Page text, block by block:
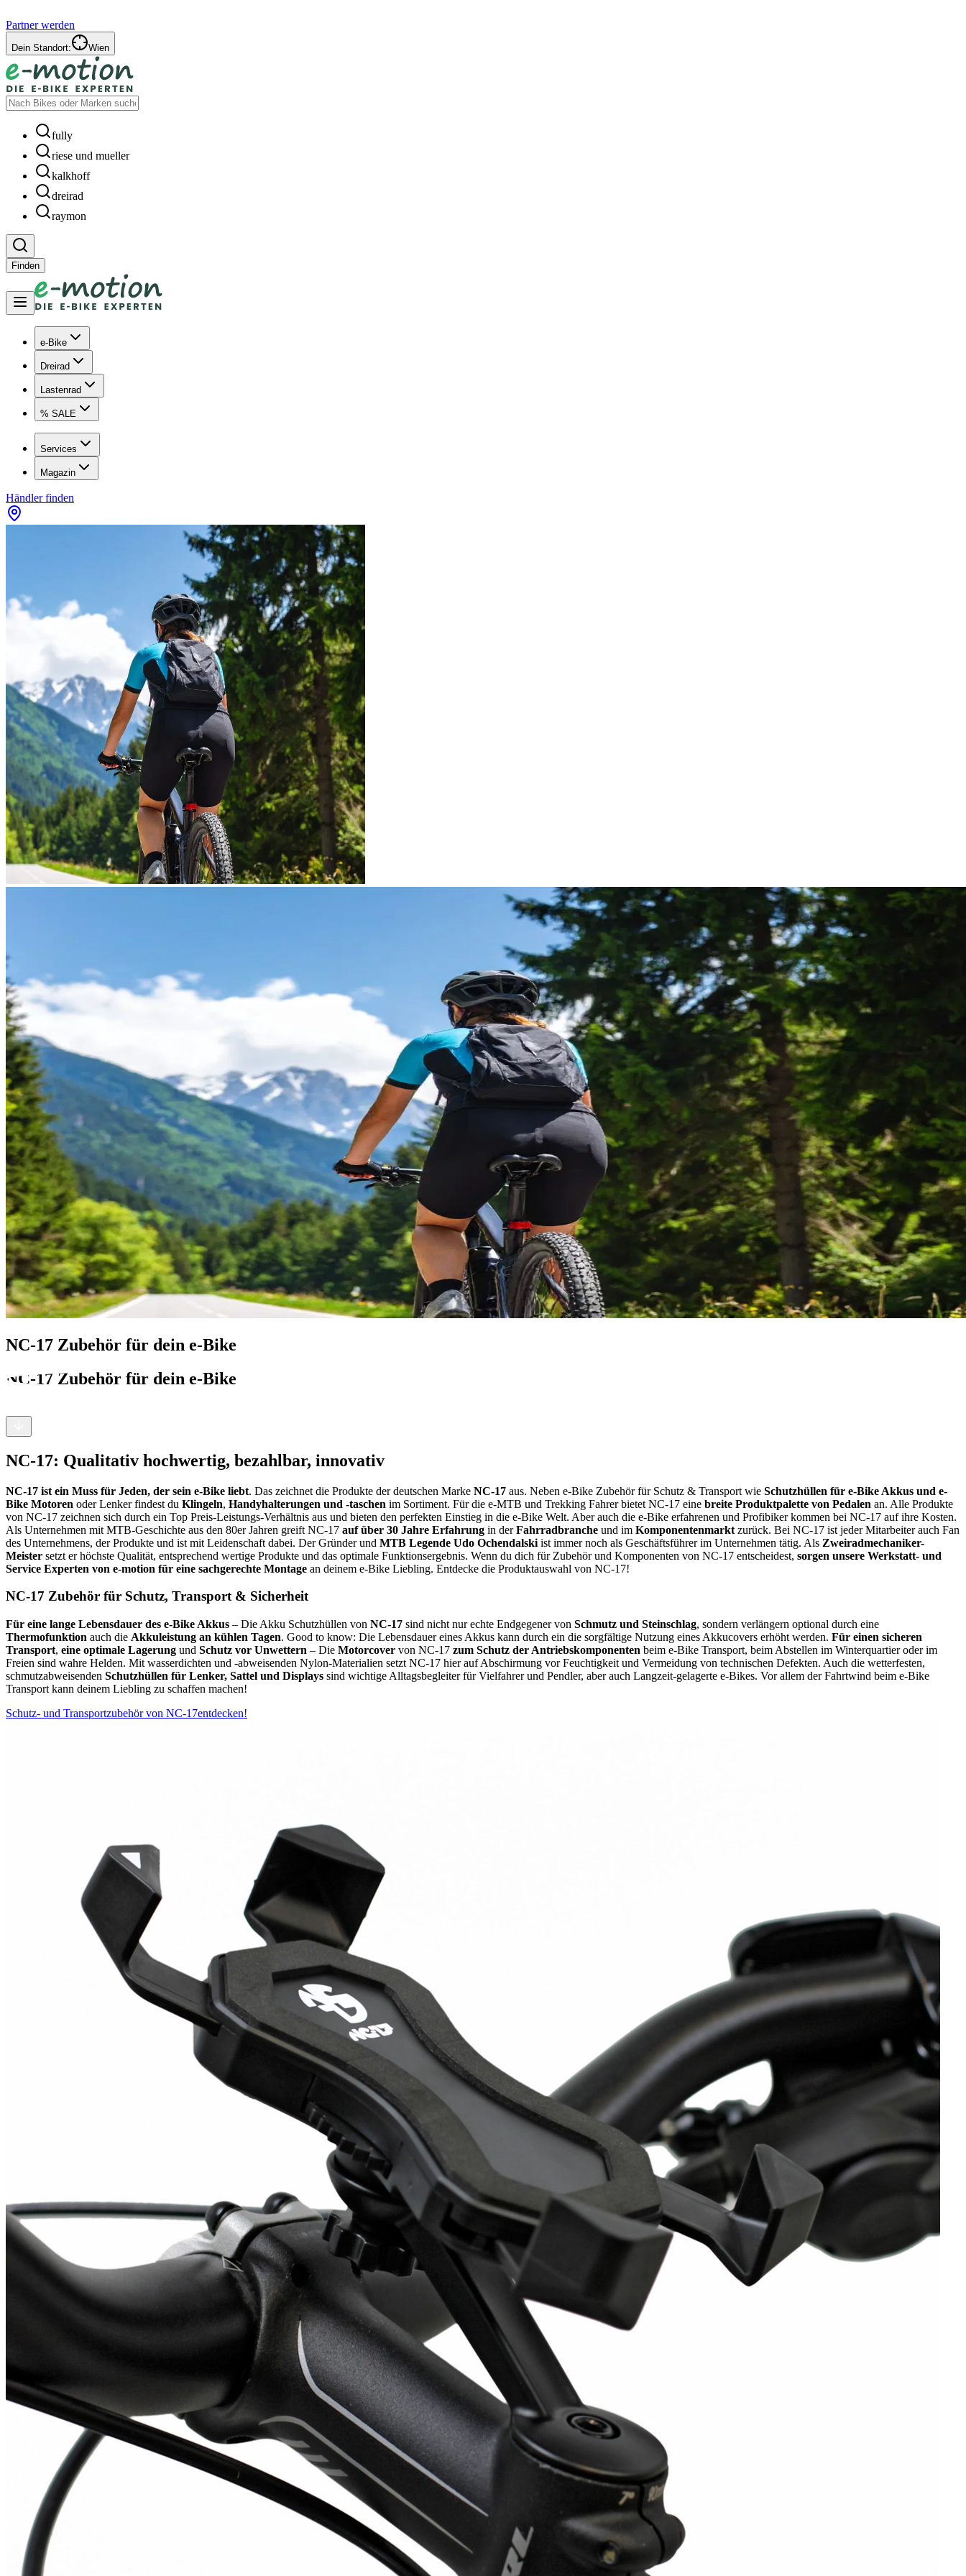
Partner werden
Dein Standort: Wien
fully
riese und mueller
kalkhoff
dreirad
raymon
Finden
e-Bike
Dreirad
Lastenrad
% SALE
Services
Magazin
Händler finden
NC-17 Zubehör für dein e-Bike
NC-17 Zubehör für dein e-Bike
NC-17: Qualitativ hochwertig, bezahlbar, innovativ
NC-17 ist ein Muss für Jeden, der sein e-Bike liebt. Das zeichnet die Produkte der deutschen Marke NC-17 aus. Neben e-Bike Zubehör für Schutz & Transport wie Schutzhüllen für e-Bike Akkus und e-
Bike Motoren oder Lenker findest du Klingeln, Handyhalterungen und -taschen im Sortiment. Für die e-MTB und Trekking Fahrer bietet NC-17 eine breite Produktpalette von Pedalen an. Alle Produkte
von NC-17 zeichnen sich durch ein Top Preis-Leistungs-Verhältnis aus und bieten den perfekten Einstieg in die e-Bike Welt. Aber auch die e-Bike erfahrenen und Profibiker kommen bei NC-17 auf ihre Kosten.
Als Unternehmen mit MTB-Geschichte aus den 80er Jahren greift NC-17 auf über 30 Jahre Erfahrung in derFahrradbranche und im Komponentenmarkt zurück. Bei NC-17 ist jeder Mitarbeiter auch Fan
des Unternehmens, der Produkte und ist mit Leidenschaft dabei. Der Gründer und MTB Legende Udo Ochendalski ist immer noch als Geschäftsführer im Unternehmen tätig. Als Zweiradmechaniker-
Meister setzt er höchste Qualität, entsprechend wertige Produkte und das optimale Funktionsergebnis. Wenn du dich für Zubehör und Komponenten von NC-17 entscheidest, sorgen unsere Werkstatt- und
Service Experten von e-motion für eine sachgerechte Montage an deinem e-Bike Liebling. Entdecke die Produktauswahl von NC-17!
NC-17 Zubehör für Schutz, Transport & Sicherheit
Für eine lange Lebensdauer des e-Bike Akkus – Die Akku Schutzhüllen von NC-17 sind nicht nur echte Endgegener von Schmutz und Steinschlag, sondern verlängern optional durch eine
Thermofunktion auch die Akkuleistung an kühlen Tagen. Good to know: Die Lebensdauer eines Akkus kann durch ein die sorgfältige Nutzung eines Akkucovers erhöht werden. Für einen sicheren
Transport, eine optimale Lagerung und Schutz vor Unwettern – Die Motorcover von NC-17 zum Schutz der Antriebskomponenten beim e-Bike Transport, beim Abstellen im Winterquartier oder im
Freien sind wahre Helden. Mit wasserdichten und -abweisenden Nylon-Materialien setzt NC-17 hier auf Abschirmung vor Feuchtigkeit und Vermeidung von technischen Defekten. Auch die wetterfesten,
schmutzabweisenden Schutzhüllen für Lenker, Sattel und Displays sind wichtige Alltagsbegleiter für Vielfahrer und Pendler, aber auch Langzeit-gelagerte e-Bikes. Vor allem der Fahrtwind beim e-Bike
Transport kann deinem Liebling zu schaffen machen!
Schutz- und Transportzubehör von NC-17entdecken!